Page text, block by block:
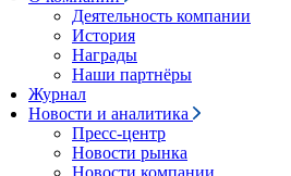
Деятельность компании
История
Награды
Наши партнёры
Журнал
Новости и аналитика
Пресс-центр
Новости рынка
Новости компании